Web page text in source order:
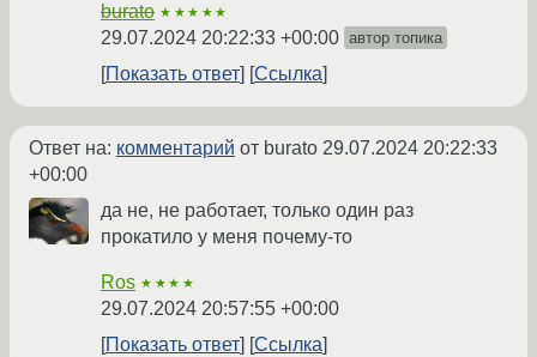
burato ★★★★★
29.07.2024 20:22:33 +00:00 автор топика
Показать ответ Ссылка
Ответ на: комментарий от burato 29.07.2024 20:22:33
+00:00
да не, не работает, только один раз
прокатило у меня почему-то
Ros ★★★★
29.07.2024 20:57:55 +00:00
Показать ответ
Ссылка